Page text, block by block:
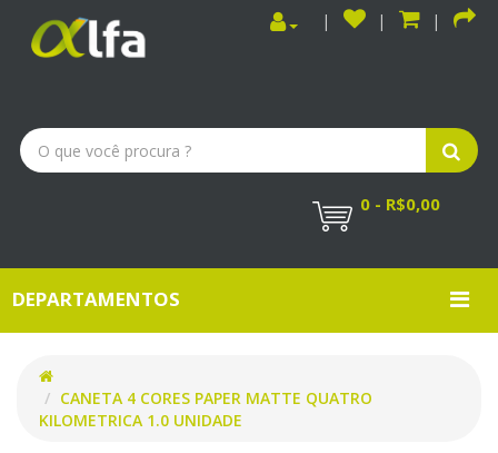
0 - R$0,00
DEPARTAMENTOS
CANETA 4 CORES PAPER MATTE QUATRO
KILOMETRICA 1.0 UNIDADE